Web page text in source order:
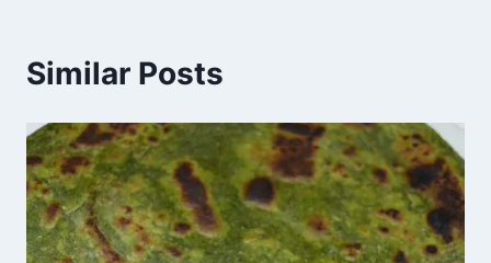
Similar Posts